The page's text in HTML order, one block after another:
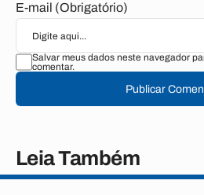
E-mail (Obrigatório)
Salvar meus dados neste navegador
comentar.
Publicar
Leia Também